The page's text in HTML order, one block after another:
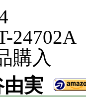
24702A
購入
由実